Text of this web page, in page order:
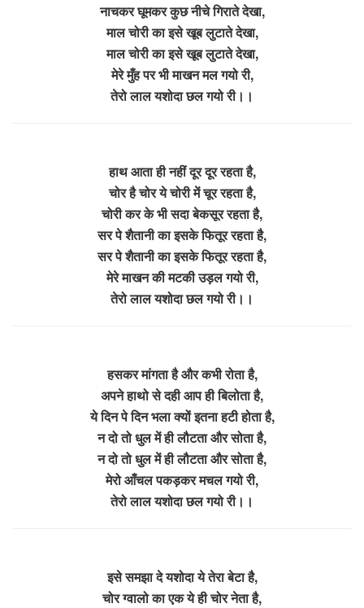
नाचकर घूमकर कुछ नीचे गिराते देखा,
माल चोरी का इसे खूब लुटाते देखा,
माल चोरी का इसे खूब लुटाते देखा,
मेरे मुँह पर भी माखन मल गयो री,
तेरो लाल यशोदा छल गयो री।।
हाथ आता ही नहीं दूर दूर रहता है,
चोर है चोर ये चोरी में चूर रहता है,
चोरी कर के भी सदा बेकसूर रहता है,
सर पे शैतानी का इसके फितूर रहता है,
सर पे शैतानी का इसके फितूर रहता है,
मेरे माखन की मटकी उड़ल गयो री,
तेरो लाल यशोदा छल गयो री।।
हसकर मांगता है और कभी रोता है,
अपने हाथो से दही आप ही बिलोता है,
ये दिन पे दिन भला क्यों इतना हटी होता है,
न दो तो धुल में ही लौटता और सोता है,
न दो तो धुल में ही लौटता और सोता है,
मेरो आँचल पकड़कर मचल गयो री,
तेरो लाल यशोदा छल गयो री।।
इसे समझा दे यशोदा ये तेरा बेटा है,
चोर ग्वालो का एक ये ही चोर नेता है,